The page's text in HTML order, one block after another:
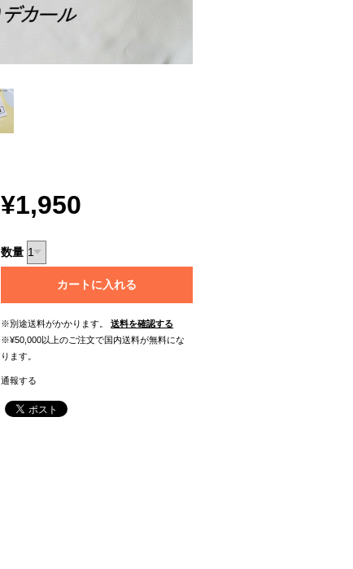
¥1,950
数量
カートに入れる
※別途送料がかかります。
送料を確認する
※¥50,000以上のご注文で国内送料が無料にな
ります。
通報する